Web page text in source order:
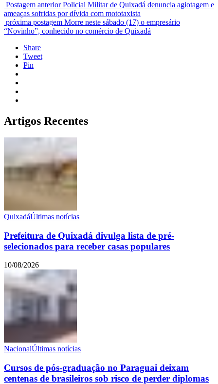
Postagem anterior Policial Militar de Quixadá denuncia agiotagem e
ameaças sofridas por dívida com mototaxista
próxima postagem Morre neste sábado (17) o empresário
“Novinho”, conhecido no comércio de Quixadá
Share
Tweet
Pin
Artigos Recentes
QuixadáÚltimas notícias
Prefeitura de Quixadá divulga lista de pré-
selecionados para receber casas populares
10/08/2026
NacionalÚltimas notícias
Cursos de pós-graduação no Paraguai deixam
centenas de brasileiros sob risco de perder diplomas